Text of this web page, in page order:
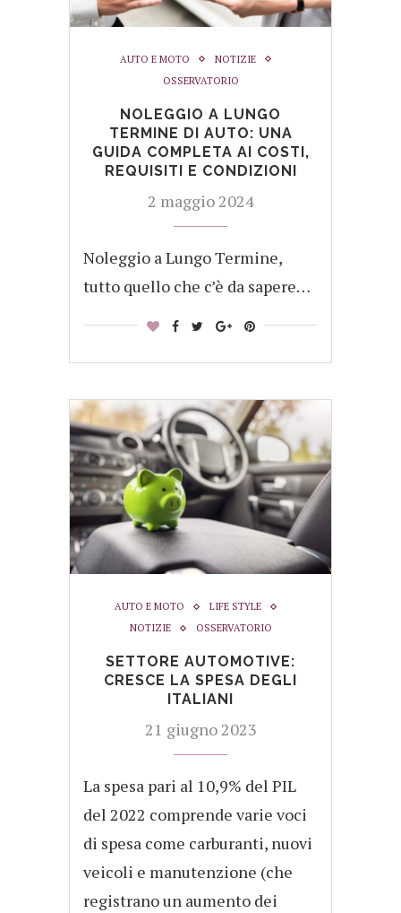
AUTO E MOTO
NOTIZIE
OSSERVATORIO
NOLEGGIO A LUNGO
TERMINE DI AUTO: UNA
GUIDA COMPLETA AI COSTI,
REQUISITI E CONDIZIONI
2 maggio 2024
Noleggio a Lungo Termine,
tutto quello che c’è da sapere…
AUTO E MOTO
LIFE STYLE
NOTIZIE
OSSERVATORIO
SETTORE AUTOMOTIVE:
CRESCE LA SPESA DEGLI
ITALIANI
21 giugno 2023
La spesa pari al 10,9% del PIL
del 2022 comprende varie voci
di spesa come carburanti, nuovi
veicoli e manutenzione (che
registrano un aumento dei